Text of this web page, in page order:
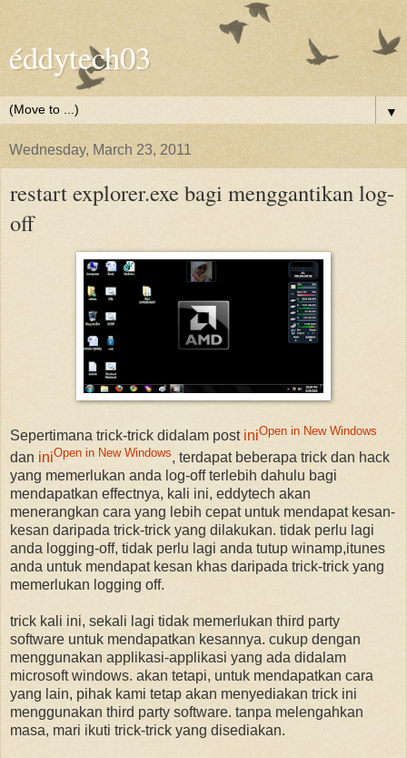
éddytech03
▼
Wednesday, March 23, 2011
restart explorer.exe bagi menggantikan log-
off
Sepertimana trick-trick didalam post iniOpen in New Windows
dan iniOpen in New Windows, terdapat beberapa trick dan hack
yang memerlukan anda log-off terlebih dahulu bagi
mendapatkan effectnya, kali ini, eddytech akan
menerangkan cara yang lebih cepat untuk mendapat kesan-
kesan daripada trick-trick yang dilakukan. tidak perlu lagi
anda logging-off, tidak perlu lagi anda tutup winamp,itunes
anda untuk mendapat kesan khas daripada trick-trick yang
memerlukan logging off.
trick kali ini, sekali lagi tidak memerlukan third party
software untuk mendapatkan kesannya. cukup dengan
menggunakan applikasi-applikasi yang ada didalam
microsoft windows. akan tetapi, untuk mendapatkan cara
yang lain, pihak kami tetap akan menyediakan trick ini
menggunakan third party software. tanpa melengahkan
masa, mari ikuti trick-trick yang disediakan.